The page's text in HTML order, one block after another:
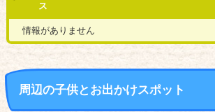
ス
情報がありません
周辺の子供とお出かけスポット